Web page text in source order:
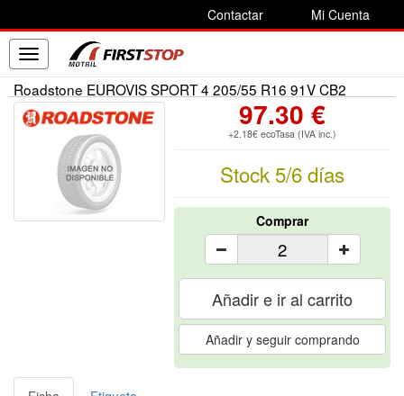
Contactar Mi Cuenta
Toggle
navigation
Roadstone EUROVIS SPORT 4 205/55 R16 91V CB2
97.30 €
+2.18€ ecoTasa (IVA inc.)
Stock 5/6 días
Comprar
Añadir e ir al carrito
Añadir y seguir comprando